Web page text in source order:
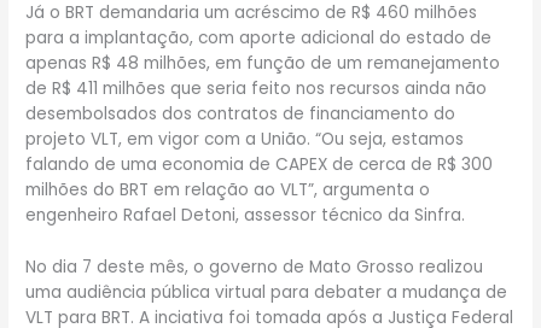
Já o BRT demandaria um acréscimo de R$ 460 milhões
para a implantação, com aporte adicional do estado de
apenas R$ 48 milhões, em função de um remanejamento
de R$ 411 milhões que seria feito nos recursos ainda não
desembolsados dos contratos de financiamento do
projeto VLT, em vigor com a União. “Ou seja, estamos
falando de uma economia de CAPEX de cerca de R$ 300
milhões do BRT em relação ao VLT”, argumenta o
engenheiro Rafael Detoni, assessor técnico da Sinfra.
No dia 7 deste mês, o governo de Mato Grosso realizou
uma audiência pública virtual para debater a mudança de
VLT para BRT. A inciativa foi tomada após a Justiça Federal